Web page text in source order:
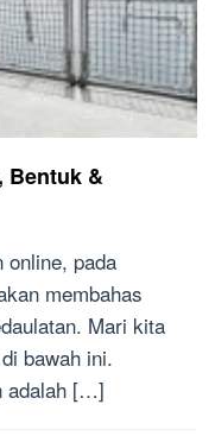
Bentuk &
online, pada
membahas
Mari kita
bawah ini.
adalah […]